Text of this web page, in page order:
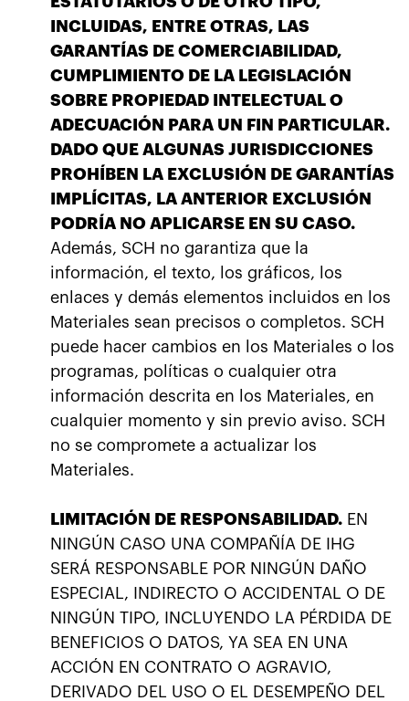
INCLUIDAS, ENTRE OTRAS, LAS
GARANTÍAS DE COMERCIABILIDAD,
CUMPLIMIENTO DE LA LEGISLACIÓN
SOBRE PROPIEDAD INTELECTUAL O
ADECUACIÓN PARA UN FIN PARTICULAR.
DADO QUE ALGUNAS JURISDICCIONES
PROHÍBEN LA EXCLUSIÓN DE GARANTÍAS
IMPLÍCITAS, LA ANTERIOR EXCLUSIÓN
PODRÍA NO APLICARSE EN SU CASO.
Además, SCH no garantiza que la
información, el texto, los gráficos, los
enlaces y demás elementos incluidos en los
Materiales sean precisos o completos. SCH
puede hacer cambios en los Materiales o los
programas, políticas o cualquier otra
información descrita en los Materiales, en
cualquier momento y sin previo aviso. SCH
no se compromete a actualizar los
Materiales.
LIMITACIÓN DE RESPONSABILIDAD. EN
NINGÚN CASO UNA COMPAÑÍA DE IHG
SERÁ RESPONSABLE POR NINGÚN DAÑO
ESPECIAL, INDIRECTO O ACCIDENTAL O DE
NINGÚN TIPO, INCLUYENDO LA PÉRDIDA DE
BENEFICIOS O DATOS, YA SEA EN UNA
ACCIÓN EN CONTRATO O AGRAVIO,
DERIVADO DEL USO O EL DESEMPEÑO DEL